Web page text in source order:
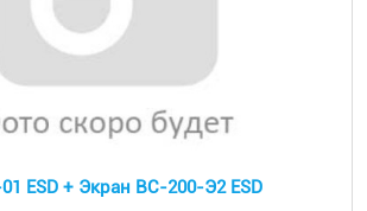
ESD + Экран ВС-200-Э2 ESD